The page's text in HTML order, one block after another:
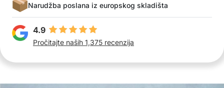
Narudžba poslana iz europskog skladišta
4.9
Pročitajte naših 1,375 recenzija